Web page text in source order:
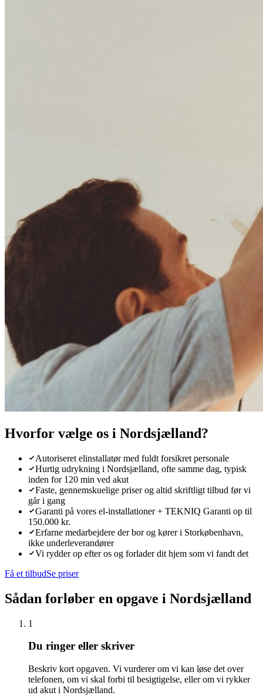
Hvorfor vælge os i Nordsjælland?
Autoriseret elinstallatør med fuldt forsikret personale
Hurtig udrykning i Nordsjælland, ofte samme dag, typisk
inden for 120 min ved akut
Faste, gennemskuelige priser og altid skriftligt tilbud før vi
går i gang
Garanti på vores el-installationer + TEKNIQ Garanti op til
150.000 kr.
Erfarne medarbejdere der bor og kører i Storkøbenhavn,
ikke underleverandører
Vi rydder op efter os og forlader dit hjem som vi fandt det
Få et tilbudSe priser
Sådan forløber en opgave i Nordsjælland
1
Du ringer eller skriver
Beskriv kort opgaven. Vi vurderer om vi kan løse det over
telefonen, om vi skal forbi til besigtigelse, eller om vi rykker
ud akut i Nordsjælland.